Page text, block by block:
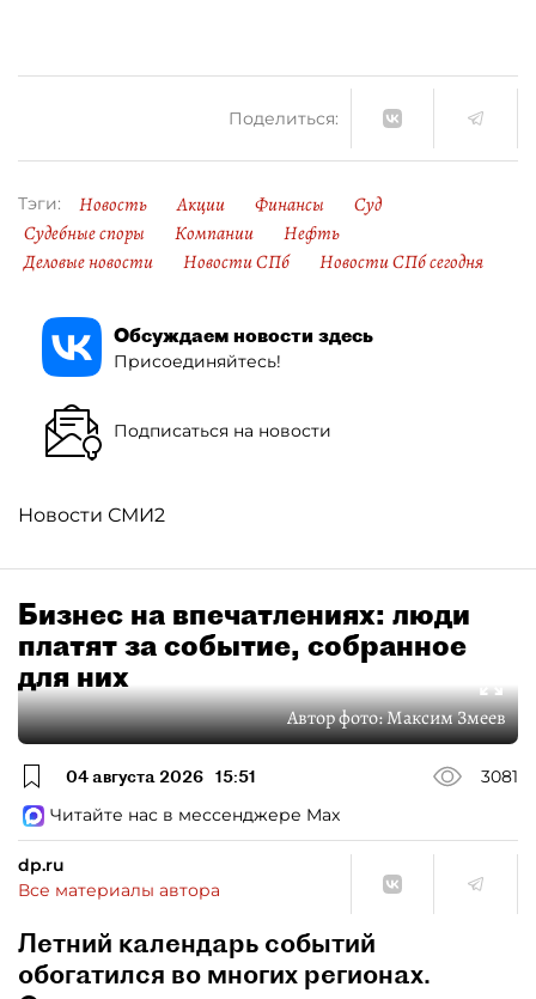
Поделиться:
Тэги: Новость Акции Финансы
Суд
Судебные споры
Компании
Нефть
Деловые новости
Новости СПб Новости СПб сегодня
Обсуждаем новости здесь
Присоединяйтесь!
Подписаться на новости
Новости СМИ2
Бизнес на впечатлениях: люди
платят за событие, собранное
для них
Автор фото:Максим Змеев
04 августа 2026 15:51
3081
Читайте нас в мессенджере Max
dp.ru
Все материалы автора
Летний календарь событий
обогатился во многих регионах.